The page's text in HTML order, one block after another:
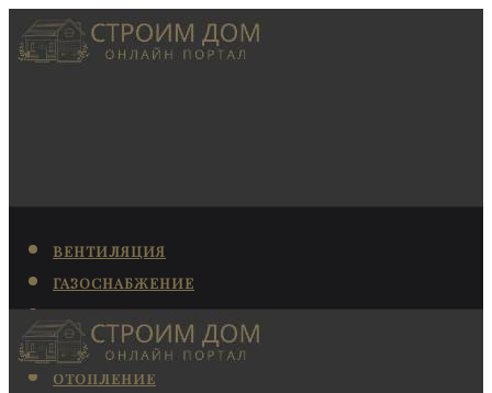
ВЕНТИЛЯЦИЯ
ГАЗОСНАБЖЕНИЕ
КАНАЛИЗАЦИЯ
КОНДИЦИОНИРОВАНИЕ
ОТОПЛЕНИЕ